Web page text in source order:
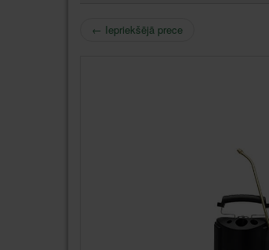
← Iepriekšējā prece